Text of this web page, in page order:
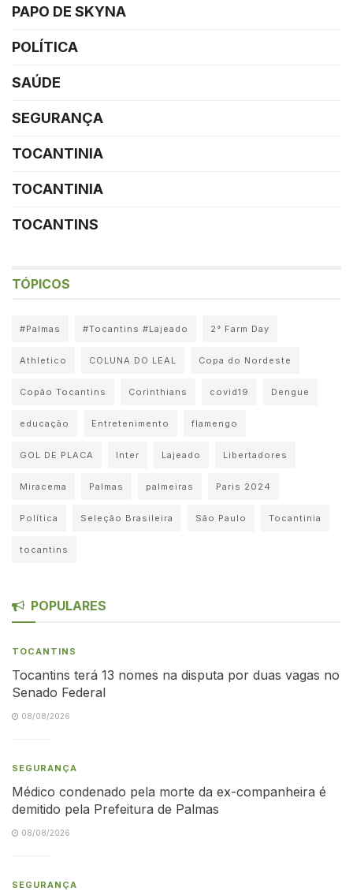
PAPO DE SKYNA
POLÍTICA
SAÚDE
SEGURANÇA
TOCANTINIA
TOCANTINIA
TOCANTINS
TÓPICOS
#Palmas #Tocantins #Lajeado 2° Farm Day
Athletico COLUNA DO LEAL Copa do Nordeste
Copão Tocantins Corinthians covid19 Dengue
educação Entretenimento flamengo
GOL DE PLACA Inter Lajeado Libertadores
Miracema Palmas palmeiras Paris 2024
Política Seleção Brasileira São Paulo Tocantinia
tocantins
POPULARES
TOCANTINS
Tocantins terá 13 nomes na disputa por duas vagas no
Senado Federal
08/08/2026
SEGURANÇA
Médico condenado pela morte da ex-companheira é
demitido pela Prefeitura de Palmas
08/08/2026
SEGURANÇA